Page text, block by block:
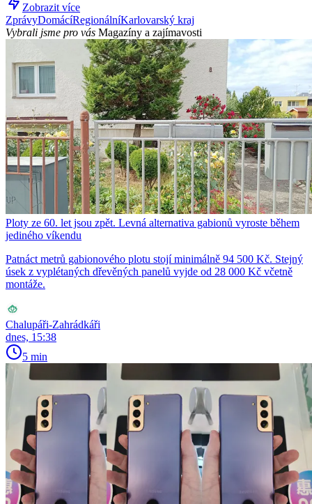
Zobrazit více
ZprávyDomácíRegionálníKarlovarský kraj
Vybrali jsme pro vás Magazíny a zajímavosti
Ploty ze 60. let jsou zpět. Levná alternativa gabionů vyroste během
jediného víkendu
Patnáct metrů gabionového plotu stojí minimálně 94 500 Kč. Stejný
úsek z vyplétaných dřevěných panelů vyjde od 28 000 Kč včetně
montáže.
Chalupáři-Zahrádkáři
dnes, 15:38
5 min